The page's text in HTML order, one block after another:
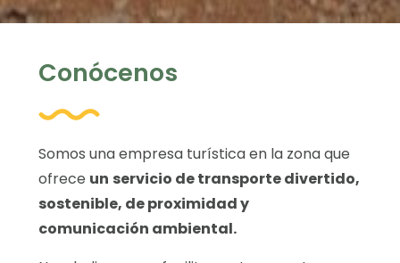
Conócenos
Somos una empresa turística en la zona que
ofrece un servicio de transporte divertido,
sostenible, de proximidad y
comunicación ambiental.